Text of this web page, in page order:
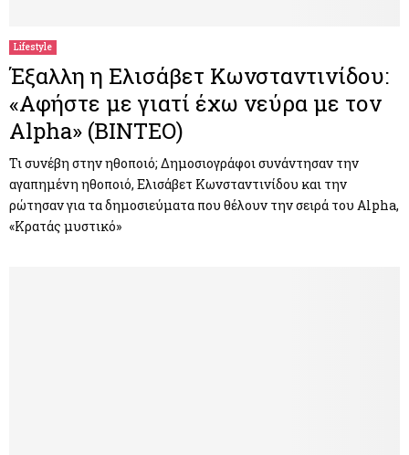
Lifestyle
Έξαλλη η Ελισάβετ Κωνσταντινίδου:
«Αφήστε με γιατί έχω νεύρα με τον
Alpha» (ΒΙΝΤΕΟ)
Τι συνέβη στην ηθοποιό; Δημοσιογράφοι συνάντησαν την
αγαπημένη ηθοποιό, Ελισάβετ Κωνσταντινίδου και την
ρώτησαν για τα δημοσιεύματα που θέλουν την σειρά του Alpha,
«Κρατάς μυστικό»